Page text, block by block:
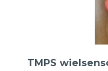
TMPS